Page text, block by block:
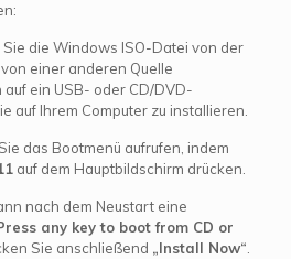
Sie die Windows ISO-Datei von der
einer anderen Quelle
ein USB- oder CD/DVD-
auf Ihrem Computer zu installieren.
das Bootmenü aufrufen, indem
auf dem Hauptbildschirm drücken.
nach dem Neustart eine
any key to boot from CD or
Sie anschließend „Install Now“.